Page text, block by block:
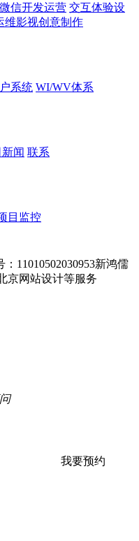
微信开发运营 交互体验设
维影视创意制作
系统 WI/WV体系
闻 联系
目监控
11010502030953新鸿儒
京网站设计等服务
我要预约